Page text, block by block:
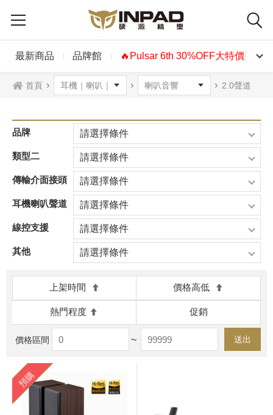
最新商品 品牌館 🔥Pulsar 6th 30%OFF大特價🔥
首頁 2.0聲道
品牌 請選擇條件
類型二 請選擇條件
傳輸介面接頭 請選擇條件
耳機喇叭聲道 請選擇條件
線控支援 請選擇條件
其他 請選擇條件
上架時間 價格高低
熱門程度 促銷
價格區間 ~ 送出
預購